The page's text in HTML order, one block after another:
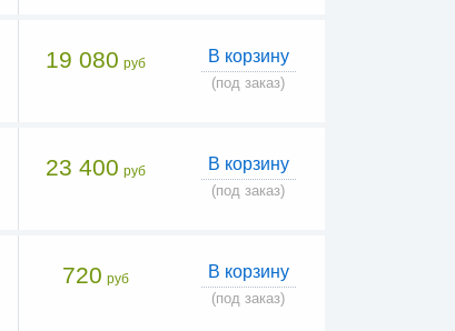
19 080 руб В корзину
(под заказ)
23 400 руб В корзину
(под заказ)
720 руб В корзину
(под заказ)